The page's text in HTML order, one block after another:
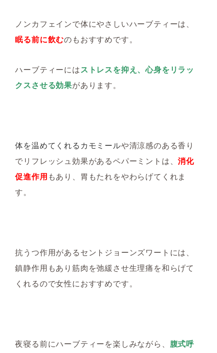
ノンカフェインで体にやさしいハーブティーは、
眠る前に飲むのもおすすめです。
ハーブティーにはストレスを抑え、心身をリラッ
クスさせる効果があります。
体を温めてくれるカモミールや清涼感のある香り
でリフレッシュ効果があるペパーミントは、消化
促進作用 もあり、胃もたれをやわらげてくれま
す。
抗うつ作用があるセントジョーンズワートには、
鎮静作用もあり筋肉を弛緩させ生理痛を和らげて
くれるので女性におすすめです。
夜寝る前にハーブティーを楽しみながら、 腹式呼